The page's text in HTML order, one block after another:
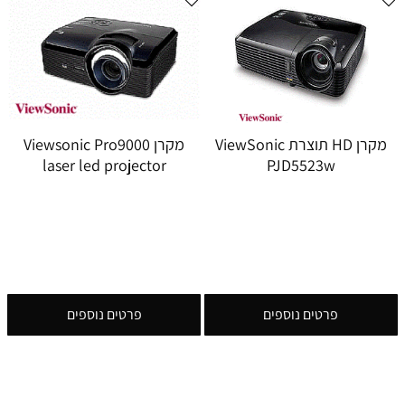
מקרן HD תוצרת ViewSonic
PJD5523w
פרטים נוספים
מקרן Viewsonic Pro9000
laser led projector
פרטים נוספים